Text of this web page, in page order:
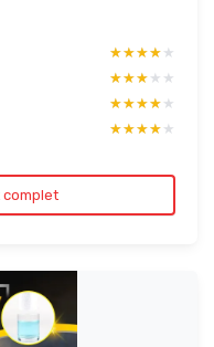
★★★★★
★★★★★
★★★★★
★★★★★
★★★★★
★★★★★
★★★★★
★★★★★
complet